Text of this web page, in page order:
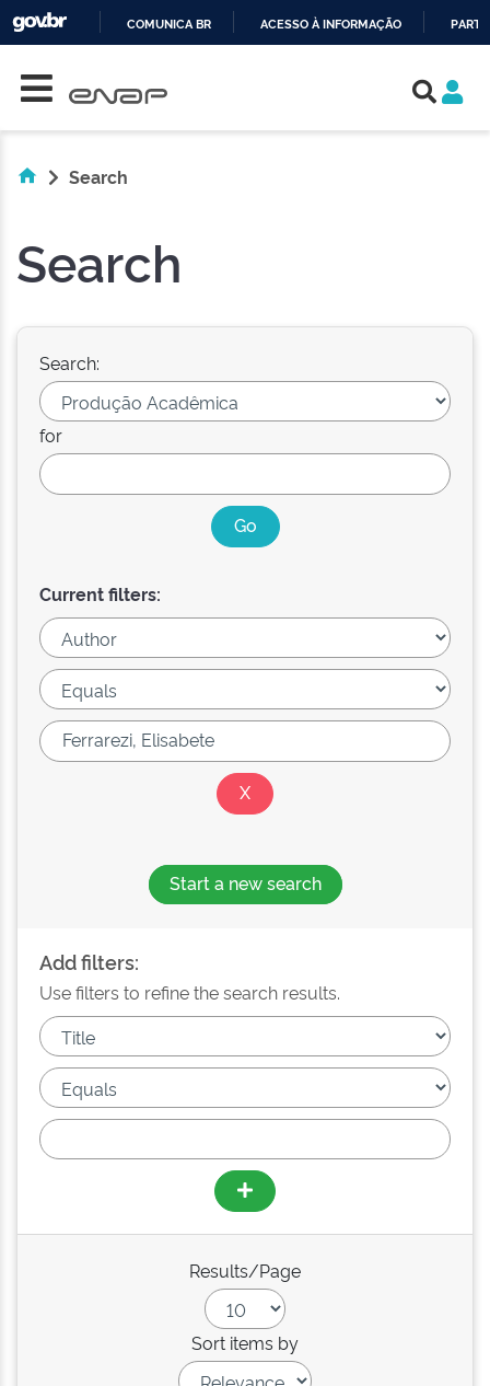
COMUNICA BR ACESSO À INFORMAÇÃO
Search
Search
Search:
for
Current filters:
Start a new search
Add filters:
Use filters to refine the search results.
Results/Page
Sort items by